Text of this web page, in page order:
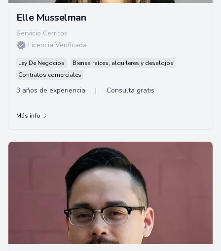
Elle Musselman
Servicio Cerritos
Licencia Verificada
Ley De Negocios
Bienes raíces, alquileres y desalojos
Contratos comerciales
3 años de experiencia | Consulta gratis
Más info